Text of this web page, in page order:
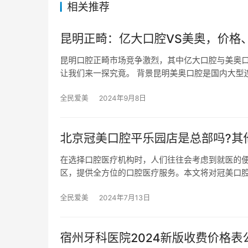
相关推荐
昆明正畸：亿大口腔VS美奥，价格
昆明口腔正畸市场竞争激烈，其中亿大口腔与美奥
让我们来一探究竟。 背景昆明美奥口腔是国内大
全民爱美 2024年9月8日
北京冠美口腔平乐园店是总部吗?
在选择口腔医疗机构时，人们往往会考虑到就医的
区，提供全方位的口腔医疗服务。本文将对冠美口
全民爱美 2024年7月13日
宿州牙科医院2024新版收费价格